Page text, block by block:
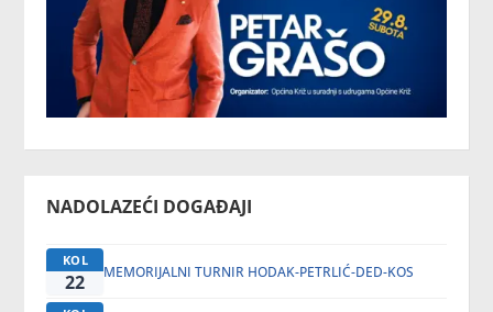
NADOLAZEĆI DOGAĐAJI
KOL
22 MEMORIJALNI TURNIR HODAK-PETRLIĆ-DED-KOS